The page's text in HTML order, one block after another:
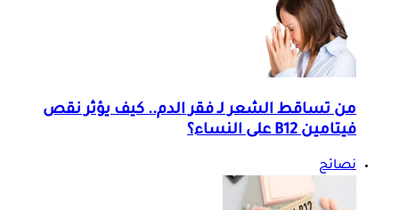
من تساقط الشعر لـ فقر الدم.. كيف يؤثر نقص
فيتامين B12 على النساء؟
نصائح